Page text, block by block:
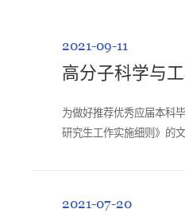
2021-09-11
高分子科学与
为做好推荐优秀应届本科
研究生工作实施细则》的
2021-07-20